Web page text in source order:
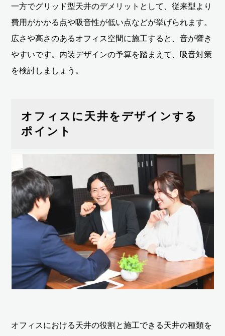
一方でグリッド型天井のデメリットとして、従来型より
費用がかかる点や吸音性が低い点などが挙げられます。
広さや高さのあるオフィス空間に施工すると、音が響き
やすいです。内装デザインの予算を踏まえて、吸音対策
を検討しましょう。
オフィスに天井をデザインする
ポイント
オフィスにおける天井の役割と施工できる天井の種類を